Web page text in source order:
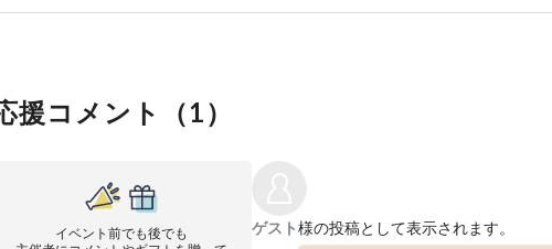
援コメント（1）
イベント前でも後でも
ゲスト様の投稿として表示されます。